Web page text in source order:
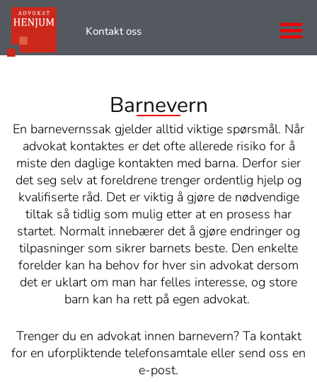
Skip
content
Kontakt oss
Barnevern
En barnevernssak gjelder alltid viktige spørsmål. Når
advokat kontaktes er det ofte allerede risiko for å
miste den daglige kontakten med barna. Derfor sier
det seg selv at foreldrene trenger ordentlig hjelp og
kvalifiserte råd. Det er viktig å gjøre de nødvendige
tiltak så tidlig som mulig etter at en prosess har
startet. Normalt innebærer det å gjøre endringer og
tilpasninger som sikrer barnets beste. Den enkelte
forelder kan ha behov for hver sin advokat dersom
det er uklart om man har felles interesse, og store
barn kan ha rett på egen advokat.
Trenger du en advokat innen barnevern? Ta kontakt
for en uforpliktende telefonsamtale eller send oss en
e-post.